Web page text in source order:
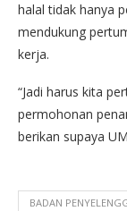
halal tidak hanya
mendukung
kerja.
“Jadi harus kita
permohonan
berikan supaya
BADAN